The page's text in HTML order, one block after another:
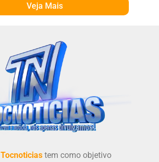
Veja Mais
Tocnoticiastem como objetivo